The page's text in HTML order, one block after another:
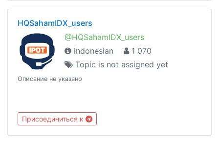
HQSahamIDX_users
@HQSahamIDX_users
indonesian
1 070
Topic is not assigned yet
Описание не указано
Присоединиться к